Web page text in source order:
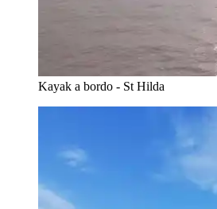
Kayak a bordo - St Hilda